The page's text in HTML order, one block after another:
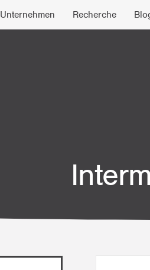
Unternehmen Recherche